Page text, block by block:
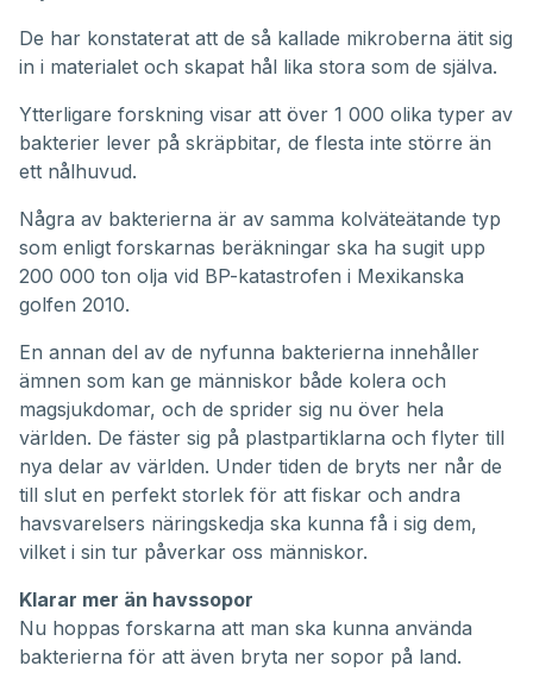
De har konstaterat att de så kallade mikroberna ätit sig
in i materialet och skapat hål lika stora som de själva.
Ytterligare forskning visar att över 1 000 olika typer av
bakterier lever på skräpbitar, de flesta inte större än
ett nålhuvud.
Några av bakterierna är av samma kolväteätande typ
som enligt forskarnas beräkningar ska ha sugit upp
200 000 ton olja vid BP-katastrofen i Mexikanska
golfen 2010.
En annan del av de nyfunna bakterierna innehåller
ämnen som kan ge människor både kolera och
magsjukdomar, och de sprider sig nu över hela
världen. De fäster sig på plastpartiklarna och flyter till
nya delar av världen. Under tiden de bryts ner når de
till slut en perfekt storlek för att fiskar och andra
havsvarelsers näringskedja ska kunna få i sig dem,
vilket i sin tur påverkar oss människor.
Klarar mer än havssopor
Nu hoppas forskarna att man ska kunna använda
bakterierna för att även bryta ner sopor på land.